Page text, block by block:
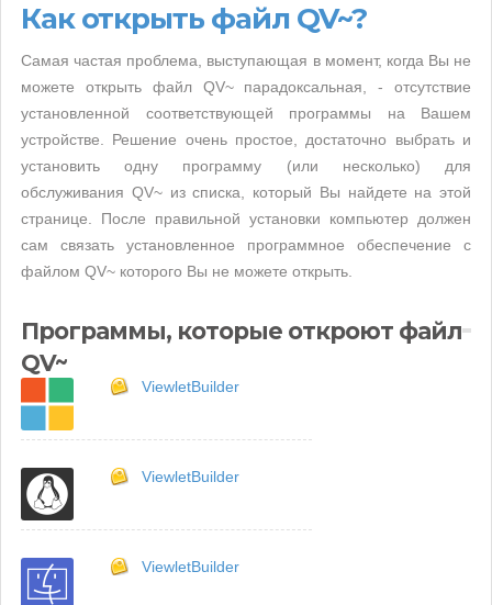
Как открыть файл QV~?
Самая частая проблема, выступающая в момент, когда Вы не
можете открыть файл QV~ парадоксальная, - отсутствие
установленной соответствующей программы на Вашем
устройстве. Решение очень простое, достаточно выбрать и
установить одну программу (или несколько) для
обслуживания QV~ из списка, который Вы найдете на этой
странице. После правильной установки компьютер должен
сам связать установленное программное обеспечение с
файлом QV~ которого Вы не можете открыть.
Программы, которые откроют файл
QV~
ViewletBuilder
ViewletBuilder
ViewletBuilder